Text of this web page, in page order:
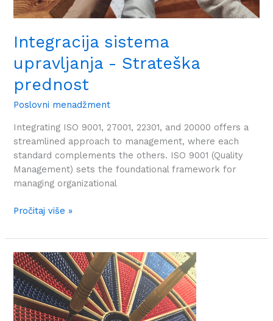
Integracija sistema
upravljanja - Strateška
prednost
Poslovni menadžment
Integrating ISO 9001, 27001, 22301, and 20000 offers a
streamlined approach to management, where each
standard complements the others. ISO 9001 (Quality
Management) sets the foundational framework for
managing organizational
Pročitaj više »
Prvi
koraci:
Postavljanje
ciljeva
vašeg